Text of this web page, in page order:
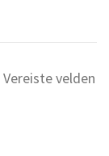
Vereiste velden